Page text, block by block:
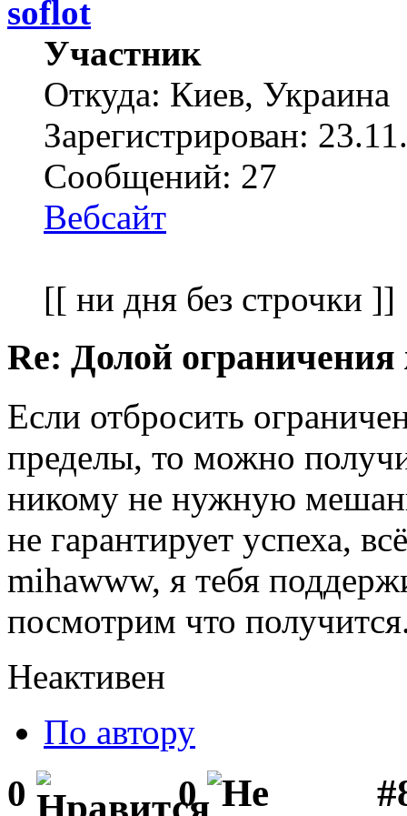
soflot
Участник
Откуда: Киев, Украина
Зарегистрирован:
Сообщений: 27
Вебсайт
[[ ни дня без строчки ]]
Re: Долой
Если отбросить
пределы, то можно
никому не нужную
не гарантирует успеха,
mihawww, я тебя
посмотрим что
Неактивен
По автору
0 0